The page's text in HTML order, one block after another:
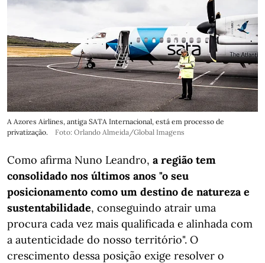
A Azores Airlines, antiga SATA Internacional, está em processo de
privatização.
Foto: Orlando Almeida/Global Imagens
Como afirma Nuno Leandro, a região tem
consolidado nos últimos anos "o seu
posicionamento como um destino de natureza e
sustentabilidade, conseguindo atrair uma
procura cada vez mais qualificada e alinhada com
a autenticidade do nosso território". O
crescimento dessa posição exige resolver o